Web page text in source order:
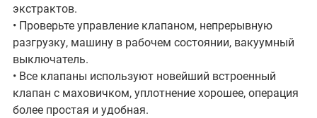
экстрактов.
• Проверьте управление клапаном, непрерывную
разгрузку, машину в рабочем состоянии, вакуумный
выключатель.
• Все клапаны используют новейший встроенный
клапан с маховичком, уплотнение хорошее, операция
более простая и удобная.